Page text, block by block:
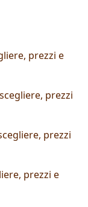
prezzi e
prezzi
prezzi
prezzi e